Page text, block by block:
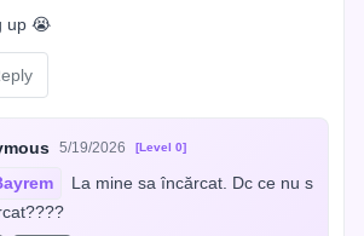
up 😭
5/19/2026 [Level 0]
La mine sa încărcat. Dc ce nu s